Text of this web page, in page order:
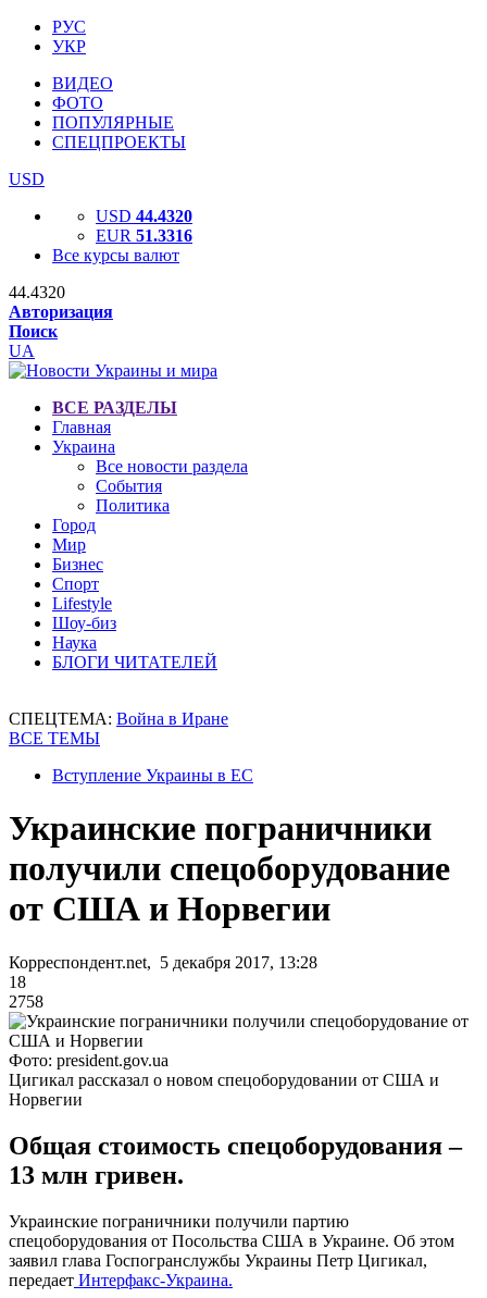
РУС
УКР
ВИДЕО
ФОТО
ПОПУЛЯРНЫЕ
СПЕЦПРОЕКТЫ
USD
USD 44.4320
EUR 51.3316
Все курсы валют
44.4320
Авторизация
Поиск
UA
ВСЕ РАЗДЕЛЫ
Главная
Украина
Все новости раздела
События
Политика
Город
Мир
Бизнес
Спорт
Lifestyle
Шоу-биз
Наука
БЛОГИ ЧИТАТЕЛЕЙ
СПЕЦТЕМА: Война в Иране
ВСЕ ТЕМЫ
Вступление Украины в ЕС
Украинские пограничники
получили спецоборудование
от США и Норвегии
Корреспондент.net, 5 декабря 2017, 13:28
18
2758
Фото: president.gov.ua
Цигикал рассказал о новом спецоборудовании от США и
Норвегии
Общая стоимость спецоборудования –
13 млн гривен.
Украинские пограничники получили партию
спецоборудования от Посольства США в Украине. Об этом
заявил глава Госпогранслужбы Украины Петр Цигикал,
передает Интерфакс-Украина.